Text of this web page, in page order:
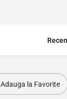
Adauga la Favorite